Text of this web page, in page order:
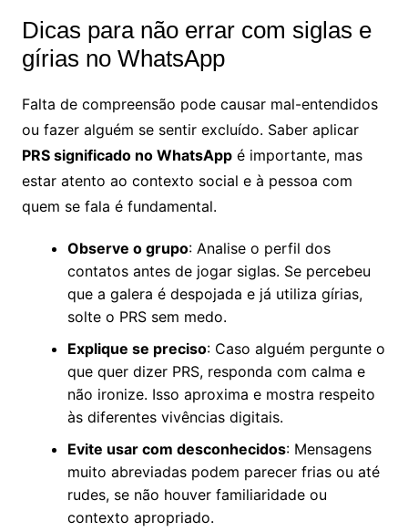
Dicas para não errar com siglas e
gírias no WhatsApp
Falta de compreensão pode causar mal-entendidos
ou fazer alguém se sentir excluído. Saber aplicar
PRS significado no WhatsAppé importante, mas
estar atento ao contexto social e à pessoa com
quem se fala é fundamental.
Observe o grupo: Analise o perfil dos
contatos antes de jogar siglas. Se percebeu
que a galera é despojada e já utiliza gírias,
solte o PRS sem medo.
Explique se preciso: Caso alguém pergunte o
que quer dizer PRS, responda com calma e
não ironize. Isso aproxima e mostra respeito
às diferentes vivências digitais.
Evite usar com desconhecidos: Mensagens
muito abreviadas podem parecer frias ou até
rudes, se não houver familiaridade ou
contexto apropriado.